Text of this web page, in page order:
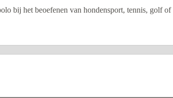
bij het beoefenen van hondensport, tennis, golf of